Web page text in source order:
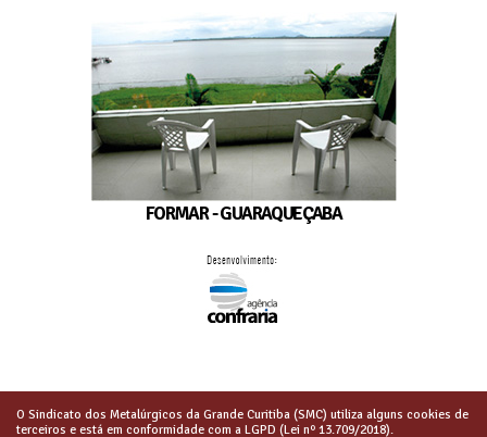
FORMAR - GUARAQUEÇABA
O Sindicato dos Metalúrgicos da Grande Curitiba (SMC) utiliza alguns cookies de
terceiros e está em conformidade com a LGPD (Lei nº 13.709/2018).